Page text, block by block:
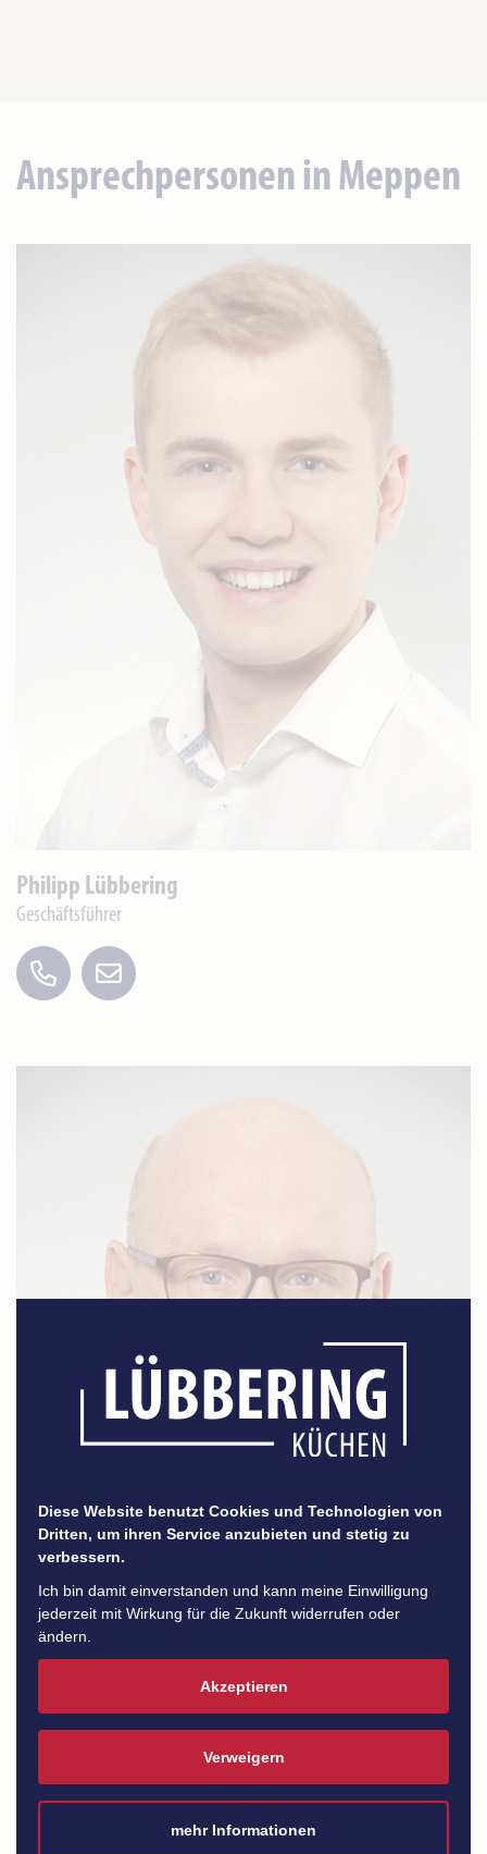
Ansprechpersonen in Meppen
Philipp Lübbering
Geschäftsführer
Martin Krämer
Küchenfachberater
Diese Website benutzt Cookies und Technologien von
Dritten, um ihren Service anzubieten und stetig zu
verbessern.
Ich bin damit einverstanden und kann meine Einwilligung
jederzeit mit Wirkung für die Zukunft widerrufen oder
ändern.
Akzeptieren
Verweigern
mehr Informationen